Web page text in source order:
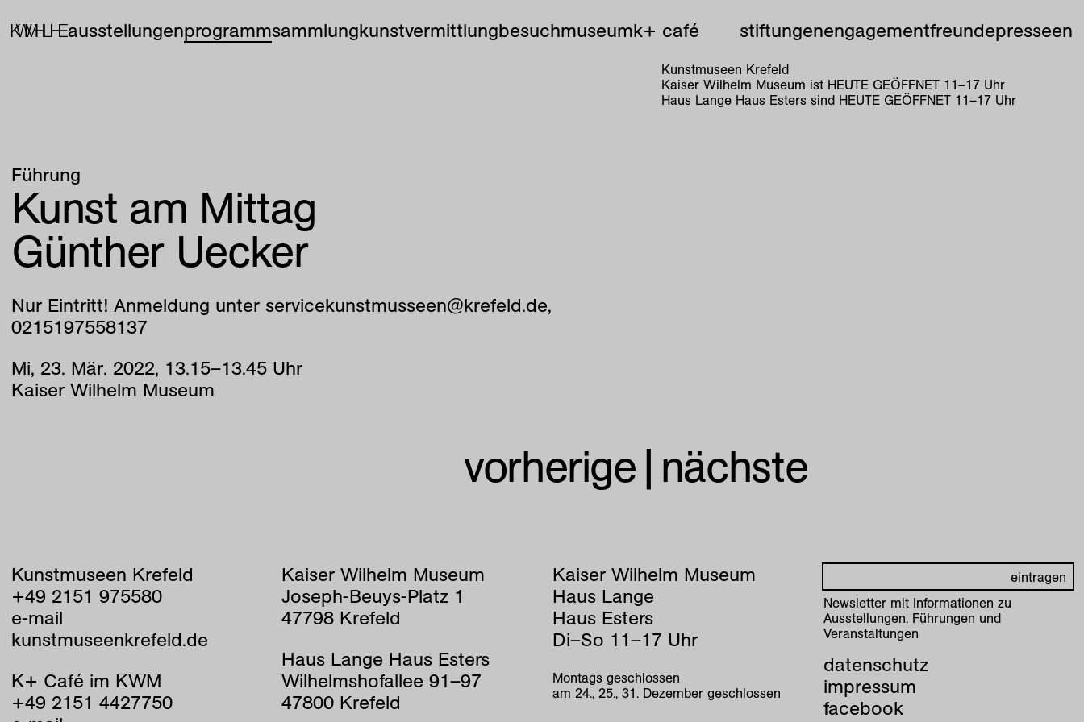
ausstellungenprogrammsammlungkunstvermittlungbesuchmuseumk+ café stiftungenengagementfreundepresseen
Kunstmuseen Krefeld
Kaiser Wilhelm Museum ist HEUTE GEÖFFNET 11–17Uhr
Haus Lange Haus Esters sind HEUTE GEÖFFNET 11–17Uhr
Führung
Kunst am Mittag
Günther Uecker
Nur Eintritt! Anmeldung unter servicekunstmusseen@krefeld.de,
0215197558137
Mi, 23. Mär. 2022, 13.15–13.45Uhr
Kaiser Wilhelm Museum
vorherige| nächste
Kunstmuseen Krefeld
+49 2151 975580
e-mail
kunstmuseenkrefeld.de
K+ Café im KWM
+49 2151 4427750
Kaiser Wilhelm Museum
Joseph-Beuys-Platz 1
47798 Krefeld
Haus Lange Haus Esters
Wilhelmshofallee 91–97
47800 Krefeld
Kaiser Wilhelm Museum
Haus Lange
Haus Esters
Di–So 11–17 Uhr
Montags geschlossen
am 24., 25., 31. Dezember geschlossen
Newsletter mit Informationen zu
Ausstellungen, Führungen und
Veranstaltungen
datenschutz
impressum
facebook